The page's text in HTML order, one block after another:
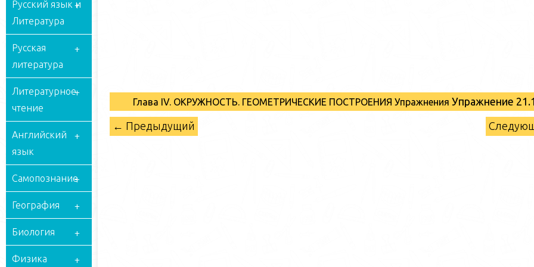
Русский язык и
Литература
Русская
литература
Литературное
чтение
Английский
язык
Самопознание
География
Биология
Физика
Глава IV. ОКРУЖНОСТЬ. ГЕОМЕТРИЧЕСКИЕ ПОСТРОЕНИЯ Упражнения Упражнение
← Предыдущий